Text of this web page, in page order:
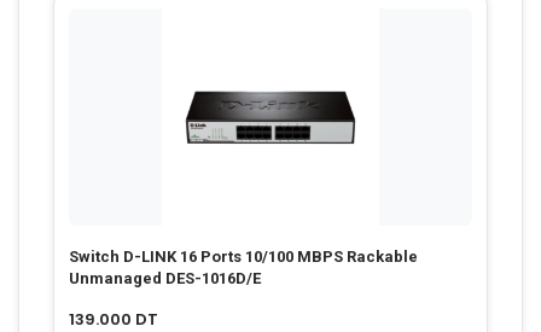
Switch D-LINK 16 Ports 10/100 MBPS Rackable
Unmanaged DES-1016D/E
139.000 DT